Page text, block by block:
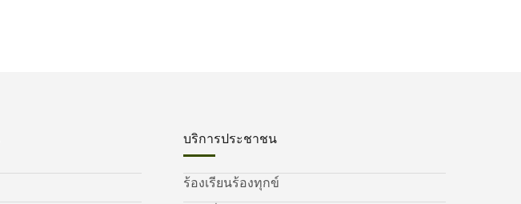
บริการประชาชน
ร้องเรียนร้องทุกข์